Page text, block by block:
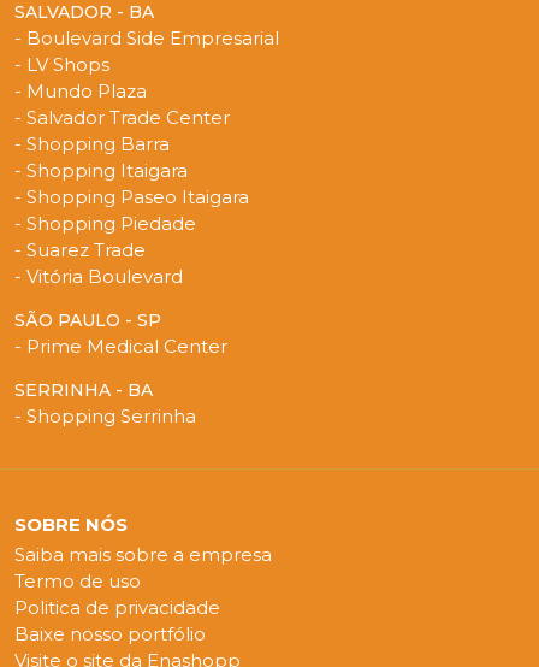
SALVADOR - BA
- Boulevard Side Empresarial
- LV Shops
- Mundo Plaza
- Salvador Trade Center
- Shopping Barra
- Shopping Itaigara
- Shopping Paseo Itaigara
- Shopping Piedade
- Suarez Trade
- Vitória Boulevard
SÃO PAULO - SP
- Prime Medical Center
SERRINHA - BA
- Shopping Serrinha
SOBRE NÓS
Saiba mais sobre a empresa
Termo de uso
Politica de privacidade
Baixe nosso portfólio
Visite o site da Enashopp